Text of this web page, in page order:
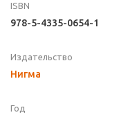
ISBN
978-5-4335-0654-1
Издательство
Нигма
Год